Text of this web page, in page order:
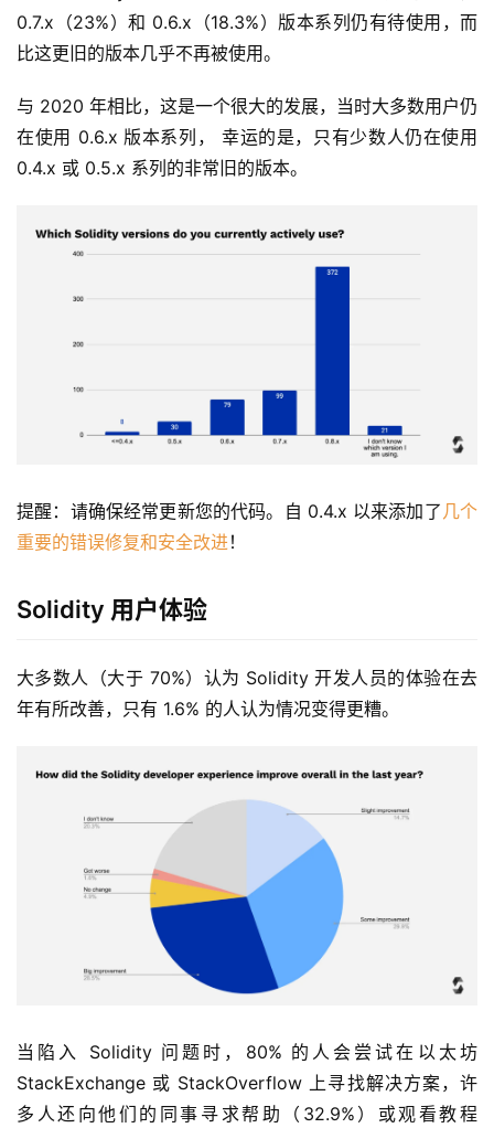
0.7.x（23%）和 0.6.x（18.3%）版本系列仍有待使用，而
比这更旧的版本几乎不再被使用。
与 2020 年相比，这是一个很大的发展，当时大多数用户仍
在使用 0.6.x 版本系列， 幸运的是，只有少数人仍在使用
0.4.x 或 0.5.x 系列的非常旧的版本。
提醒：请确保经常更新您的代码。自 0.4.x 以来添加了几个
重要的错误修复和安全改进 ！
Solidity 用户体验
大多数人（大于 70%）认为 Solidity 开发人员的体验在去
年有所改善，只有 1.6% 的人认为情况变得更糟。
当陷入 Solidity 问题时，80% 的人会尝试在以太坊
StackExchange 或 StackOverflow 上寻找解决方案，许
多人还向他们的同事寻求帮助（32.9%）或观看教程